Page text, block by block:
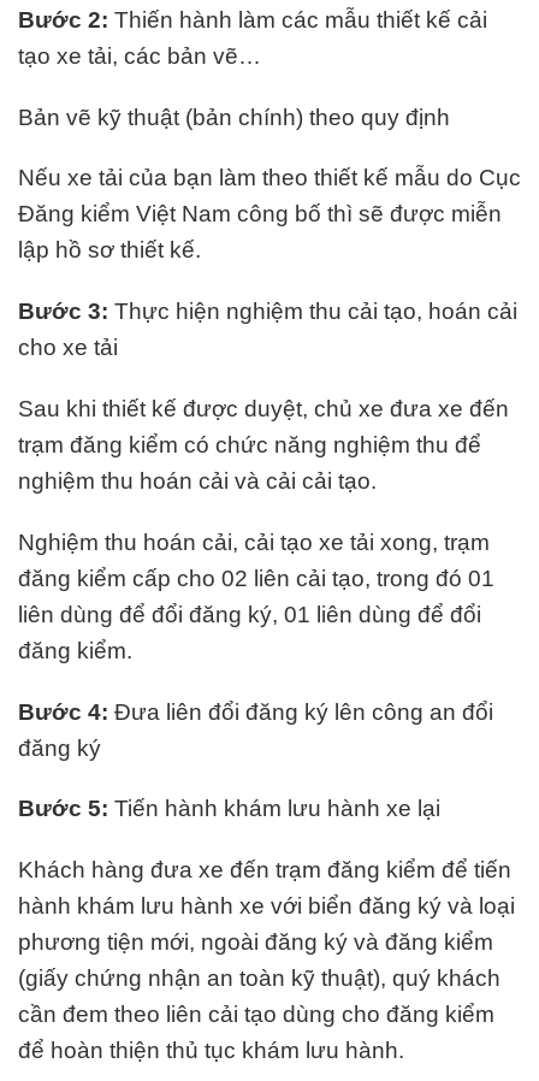
Bước 2: Thiến hành làm các mẫu thiết kế cải
tạo xe tải, các bản vẽ…
Bản vẽ kỹ thuật (bản chính) theo quy định
Nếu xe tải của bạn làm theo thiết kế mẫu do Cục
Đăng kiểm Việt Nam công bố thì sẽ được miễn
lập hồ sơ thiết kế.
Bước 3: Thực hiện nghiệm thu cải tạo, hoán cải
cho xe tải
Sau khi thiết kế được duyệt, chủ xe đưa xe đến
trạm đăng kiểm có chức năng nghiệm thu để
nghiệm thu hoán cải và cải cải tạo.
Nghiệm thu hoán cải, cải tạo xe tải xong, trạm
đăng kiểm cấp cho 02 liên cải tạo, trong đó 01
liên dùng để đổi đăng ký, 01 liên dùng để đổi
đăng kiểm.
Bước 4: Đưa liên đổi đăng ký lên công an đổi
đăng ký
Bước 5: Tiến hành khám lưu hành xe lại
Khách hàng đưa xe đến trạm đăng kiểm để tiến
hành khám lưu hành xe với biển đăng ký và loại
phương tiện mới, ngoài đăng ký và đăng kiểm
(giấy chứng nhận an toàn kỹ thuật), quý khách
cần đem theo liên cải tạo dùng cho đăng kiểm
để hoàn thiện thủ tục khám lưu hành.